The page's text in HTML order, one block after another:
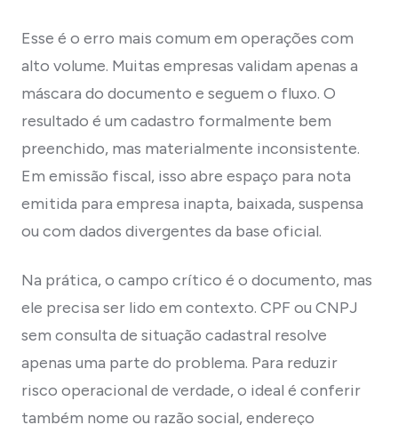
Esse é o erro mais comum em operações com
alto volume. Muitas empresas validam apenas a
máscara do documento e seguem o fluxo. O
resultado é um cadastro formalmente bem
preenchido, mas materialmente inconsistente.
Em emissão fiscal, isso abre espaço para nota
emitida para empresa inapta, baixada, suspensa
ou com dados divergentes da base oficial.
Na prática, o campo crítico é o documento, mas
ele precisa ser lido em contexto. CPF ou CNPJ
sem consulta de situação cadastral resolve
apenas uma parte do problema. Para reduzir
risco operacional de verdade, o ideal é conferir
também nome ou razão social, endereço